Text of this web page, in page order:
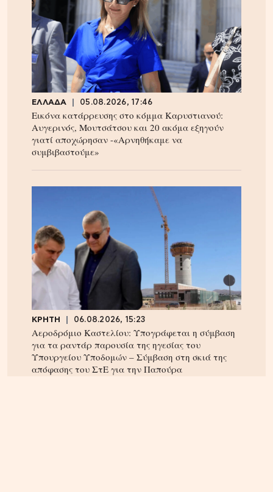
ΕΛΛΑΔΑ 05.08.2026, 17:46
Εικόνα κατάρρευσης στο κόμμα Καρυστιανού:
Αυγερινός, Μουτσάτσου και 20 ακόμα εξηγούν
γιατί αποχώρησαν -«Αρνηθήκαμε να
συμβιβαστούμε»
ΚΡΗΤΗ 06.08.2026, 15:23
Αεροδρόμιο Καστελίου: Υπογράφεται η σύμβαση
για τα ραντάρ παρουσία της ηγεσίας του
Υπουργείου Υποδομών – Σύμβαση στη σκιά της
απόφασης του ΣτΕ για την Παπούρα